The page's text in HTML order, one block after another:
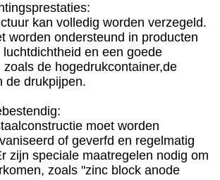
kan volledig worden verzegeld.
worden ondersteund in producten
en een goede
de hogedrukcontainer,de
de drukpijpen.
moet worden
of geverfd en regelmatig
zijn speciale maatregelen nodig om
zoals "zinc block anode